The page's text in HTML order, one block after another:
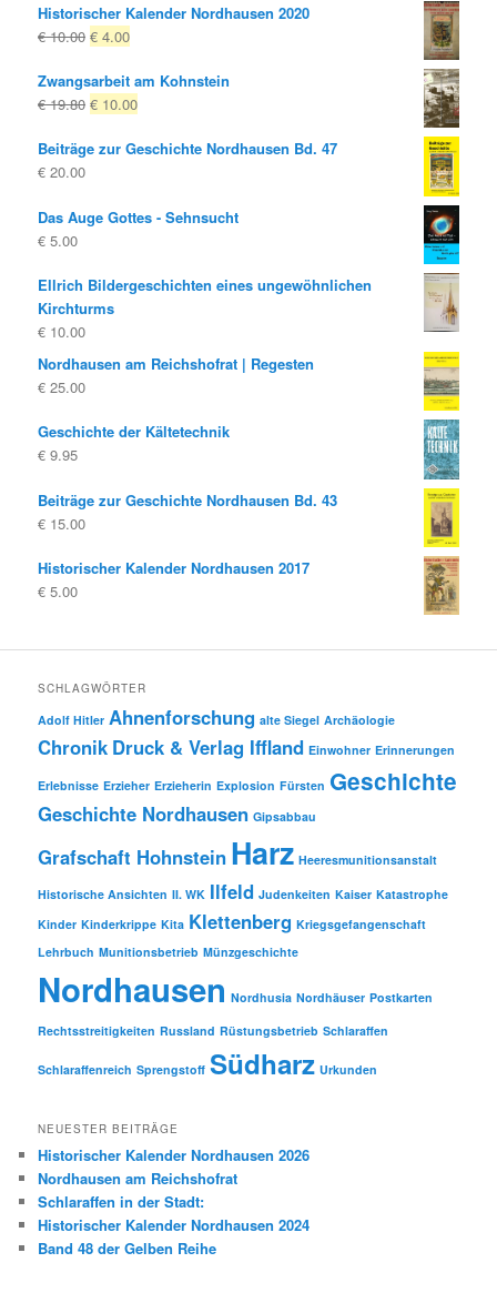
Historischer Kalender Nordhausen 2020
€10.00 Ursprünglicher
war:
€ 10.00
€ 4.00Aktueller
ist:
€ 4.00.
Zwangsarbeit am Kohnstein
€19.80 Ursprünglicher
war:
€ 10.00Aktueller
ist:
Beiträge zur Geschichte Nordhausen Bd. 47
€ 20.00
Das Auge Gottes - Sehnsucht
€ 5.00
Ellrich Bildergeschichten eines ungewöhnlichen
Kirchturms
€ 10.00
Nordhausen am Reichshofrat | Regesten
€ 25.00
Geschichte der Kältetechnik
€ 9.95
Beiträge zur Geschichte Nordhausen Bd. 43
€ 15.00
Historischer Kalender Nordhausen 2017
€ 5.00
SCHLAGWÖRTER
Adolf Hitler Ahnenforschung alte Siegel Archäologie
Chronik Druck & Verlag Iffland Einwohner Erinnerungen
Erlebnisse Erzieher Erzieherin Explosion Fürsten Geschichte
Geschichte Nordhausen Gipsabbau
Grafschaft Hohnstein Harz Heeresmunitionsanstalt
Historische Ansichten II. WK Ilfeld Judenkeiten Kaiser Katastrophe
Kinder Kinderkrippe Kita Klettenberg Kriegsgefangenschaft
Lehrbuch Munitionsbetrieb Münzgeschichte
Nordhausen Nordhusia Nordhäuser Postkarten
Rechtsstreitigkeiten Russland Rüstungsbetrieb Schlaraffen
Schlaraffenreich Sprengstoff Südharz Urkunden
NEUESTER BEITRÄGE
Historischer Kalender Nordhausen 2026
Nordhausen am Reichshofrat
Schlaraffen in der Stadt:
Historischer Kalender Nordhausen 2024
Band 48 der Gelben Reihe